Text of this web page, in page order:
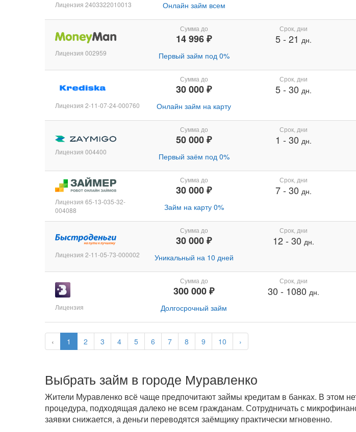
‹ 1 2 3 4 5 6 7 8 9 10 ›
Лицензия 2403322010013 Онлайн займ всем
Лицензия 002959
Сумма до
14 996 ₽
Первый займ под 0%
Срок, дни
5- 21 дн.
Лицензия 2-11-07-24-000760
Сумма до
30 000 ₽
Онлайн займ на карту
Срок, дни
5- 30 дн.
Лицензия 004400
Сумма до
50 000 ₽
Первый заём под 0%
Срок, дни
1 - 30 дн.
Лицензия 65-13-035-32-
004088
Сумма до
30 000 ₽
Займ на карту 0%
Срок, дни
7- 30 дн.
Лицензия 2-11-05-73-000002
Сумма до
30 000 ₽
Уникальный на 10 дней
Срок, дни
12- 30 дн.
Лицензия
Сумма до
300 000 ₽
Долгосрочный займ
Срок, дни
30 - 1080 дн.
Выбрать займ в городе Муравленко
Жители Муравленко всё чаще предпочитают займы кредитам в банках. В этом
процедура, подходящая далеко не всем гражданам. Сотрудничать с
заявки снижается, а деньги переводятся заёмщику практически мгновенно.